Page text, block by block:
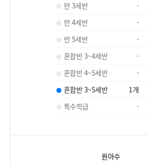
만 3세반 -
만 4세반
-
만 5세반
-
혼합반 3~4세반
-
혼합반 4~5세반
-
혼합반 3~5세반
1개
특수학급
-
원아수